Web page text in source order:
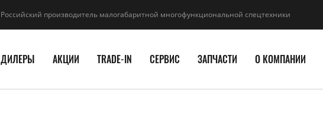
Российский производитель малогабаритной многофункциональной спецтехники
ДИЛЕРЫ АКЦИИ TRADE-IN СЕРВИС ЗАПЧАСТИ О КОМПАНИИ